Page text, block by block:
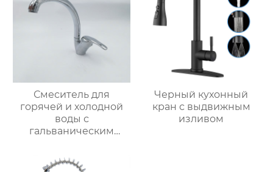
Смеситель для
горячей и холодной
воды с
гальваническим
цинкового сплава
Черный кухонный
кран с выдвижным
изливом